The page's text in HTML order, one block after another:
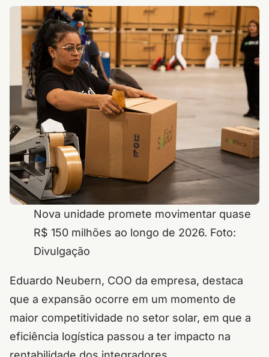
Nova unidade promete movimentar quase
R$ 150 milhões ao longo de 2026. Foto:
Divulgação
Eduardo Neubern, COO da empresa, destaca
que a expansão ocorre em um momento de
maior competitividade no setor solar, em que a
eficiência logística passou a ter impacto na